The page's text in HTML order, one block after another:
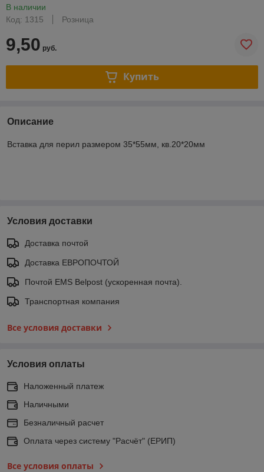
В наличии
Код: 1315
Розница
9,50 руб.
Купить
Описание
Вставка для перил размером 35*55мм, кв.20*20мм
Условия доставки
Доставка почтой
Доставка ЕВРОПОЧТОЙ
Почтой EMS Belpost (ускоренная почта).
Транспортная компания
Все условия доставки
Условия оплаты
Наложенный платеж
Наличными
Безналичный расчет
Оплата через систему "Расчёт" (ЕРИП)
Все условия оплаты